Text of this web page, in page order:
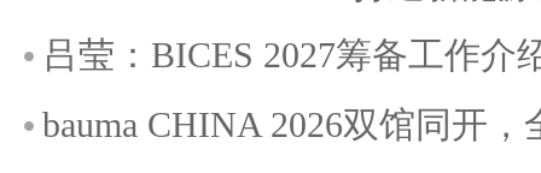
吕莹：BICES 2027筹备工作介
bauma CHINA 2026双馆同开